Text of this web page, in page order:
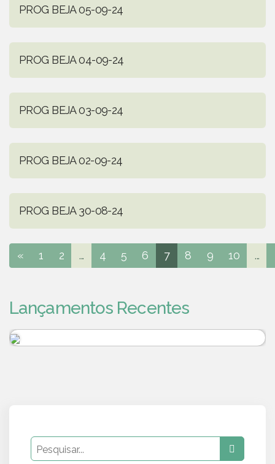
PROG BEJA 05-09-24
PROG BEJA 04-09-24
PROG BEJA 03-09-24
PROG BEJA 02-09-24
PROG BEJA 30-08-24
« 1 2 ... 4 5 6 7 8 9 10 ...
Lançamentos Recentes